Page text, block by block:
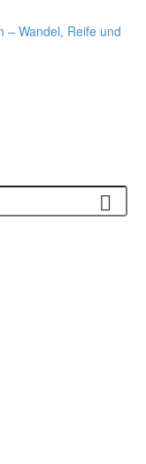
– Wandel, Reife und